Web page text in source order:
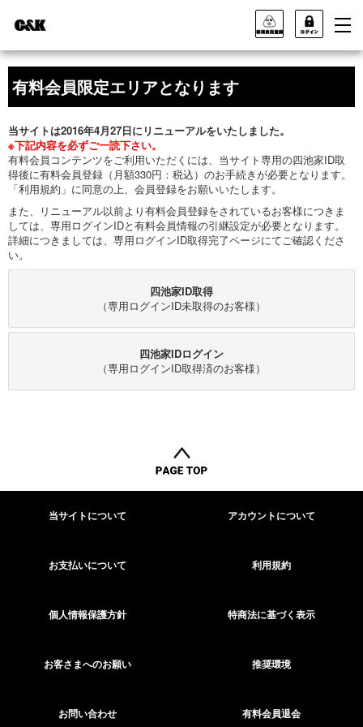
有料会員限定エリアとなります
当サイトは2016年4月27日にリニューアルをいたしました。
※下記内容を必ずご一読下さい。
有料会員コンテンツをご利用いただくには、当サイト専用の四池家ID取
得後に有料会員登録（月額330円：税込）のお手続きが必要となります。
「利用規約」に同意の上、会員登録をお願いいたします。
また、リニューアル以前より有料会員登録をされているお客様につきま
しては、専用ログインIDと有料会員情報の引継設定が必要となります。
詳細につきましては、専用ログインID取得完了ページにてご確認くださ
い。
四池家ID取得
（専用ログインID未取得のお客様）
四池家IDログイン
（専用ログインID取得済のお客様）
当サイトについて アカウントについて
お支払いについて 利用規約
個人情報保護方針 特商法に基づく表示
お客さまへのお願い 推奨環境
お問い合わせ 有料会員退会